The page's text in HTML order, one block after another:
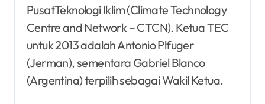
PusatTeknologi Iklim (Climate Technology
Centre and Network – CTCN). Ketua TEC
untuk 2013 adalah Antonio Plfuger
(Jerman), sementara Gabriel Blanco
(Argentina) terpilih sebagai Wakil Ketua.